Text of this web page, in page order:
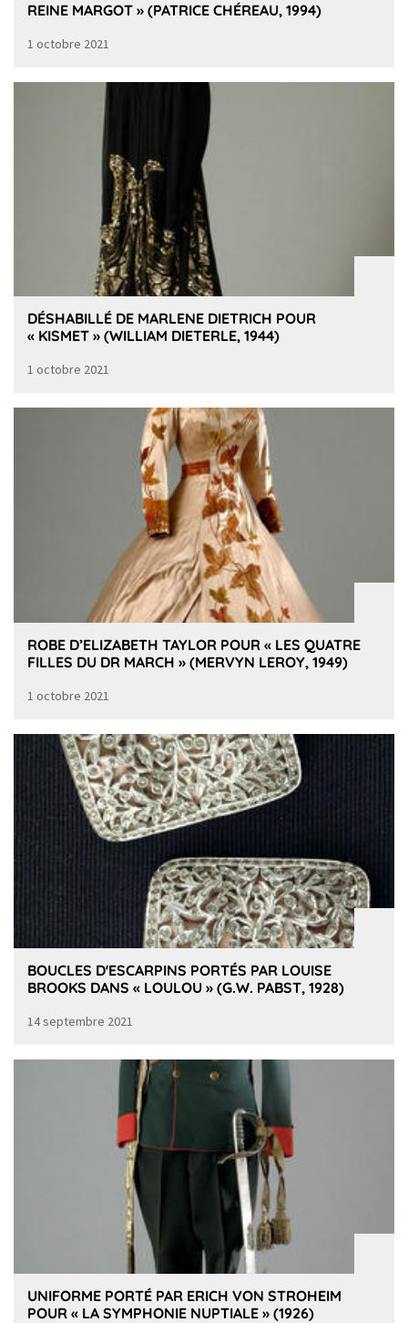
REINE MARGOT » (PATRICE CHÉREAU, 1994)
1 octobre 2021
DÉSHABILLÉ DE MARLENE DIETRICH POUR
« KISMET » (WILLIAM DIETERLE, 1944)
1 octobre 2021
ROBE D’ELIZABETH TAYLOR POUR « LES QUATRE
FILLES DU DR MARCH » (MERVYN LEROY, 1949)
1 octobre 2021
BOUCLES D'ESCARPINS PORTÉS PAR LOUISE
BROOKS DANS « LOULOU » (G.W. PABST, 1928)
14 septembre 2021
UNIFORME PORTÉ PAR ERICH VON STROHEIM
POUR « LA SYMPHONIE NUPTIALE » (1926)